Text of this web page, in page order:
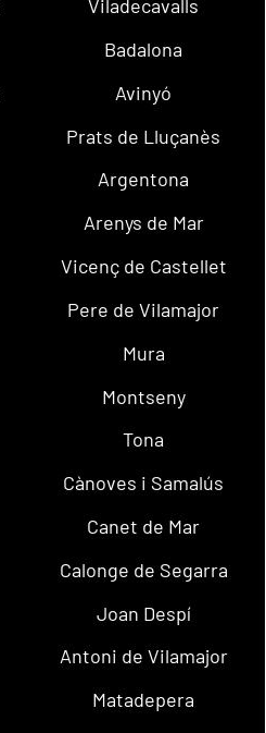
Viladecavalls
Badalona
Avinyó
Prats de Lluçanès
Argentona
Arenys de Mar
Vicenç de Castellet
Pere de Vilamajor
Mura
Montseny
Tona
Cànoves i Samalús
Canet de Mar
Calonge de Segarra
Joan Despí
Antoni de Vilamajor
Matadepera